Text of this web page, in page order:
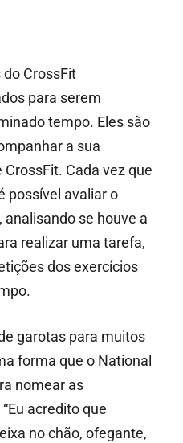
do CrossFit
para serem
tempo. Eles são
a sua
Cada vez que
possível avaliar o
se houve a
realizar uma tarefa,
dos exercícios
garotas para muitos
forma que o National
nomear as
acredito que
no chão, ofegante,